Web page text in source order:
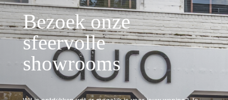
Bezoek onze
sfeervolle
showrooms